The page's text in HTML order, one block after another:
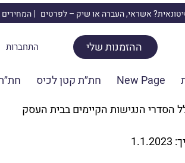
אשראי, העברה או שיק –לפרטים | המחירים
התחברות ההזמנות שלי
New Page חת״ת קטן לכיס
הסדרי הנגישות הקיימים בבית העסק